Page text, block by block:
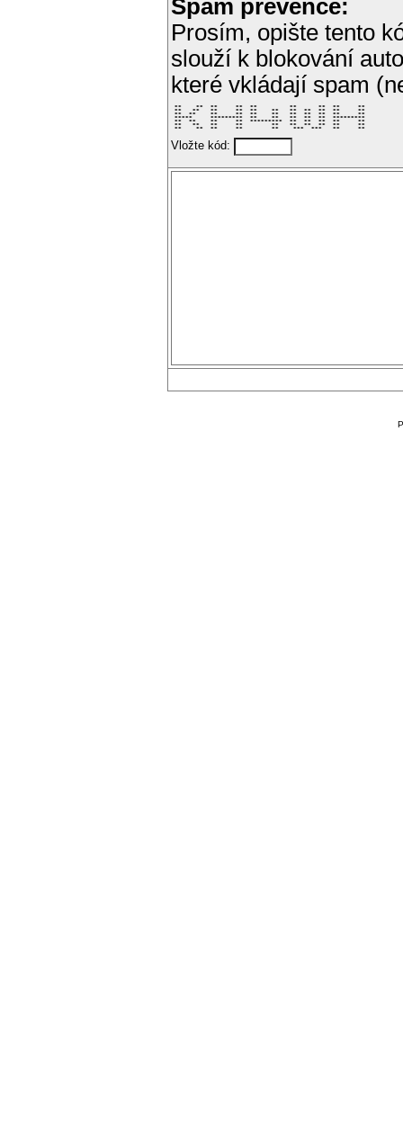
Spam prevence:
Prosím, opište tento
slouží k blokování
které vkládají spam
**    **  **     **  **         **      **  **     **
**   **   **     **  **    **   **  **  **  **     **
**  **    **     **  **    **   **  **  **  **     **
*****     *********  **    **   **  **  **  *********
**  **    **     **  *********  **  **  **  **     **
**   **   **     **        **   **  **  **  **     **
**    **  **     **        **    ***  ***   **     **
Vložte kód: